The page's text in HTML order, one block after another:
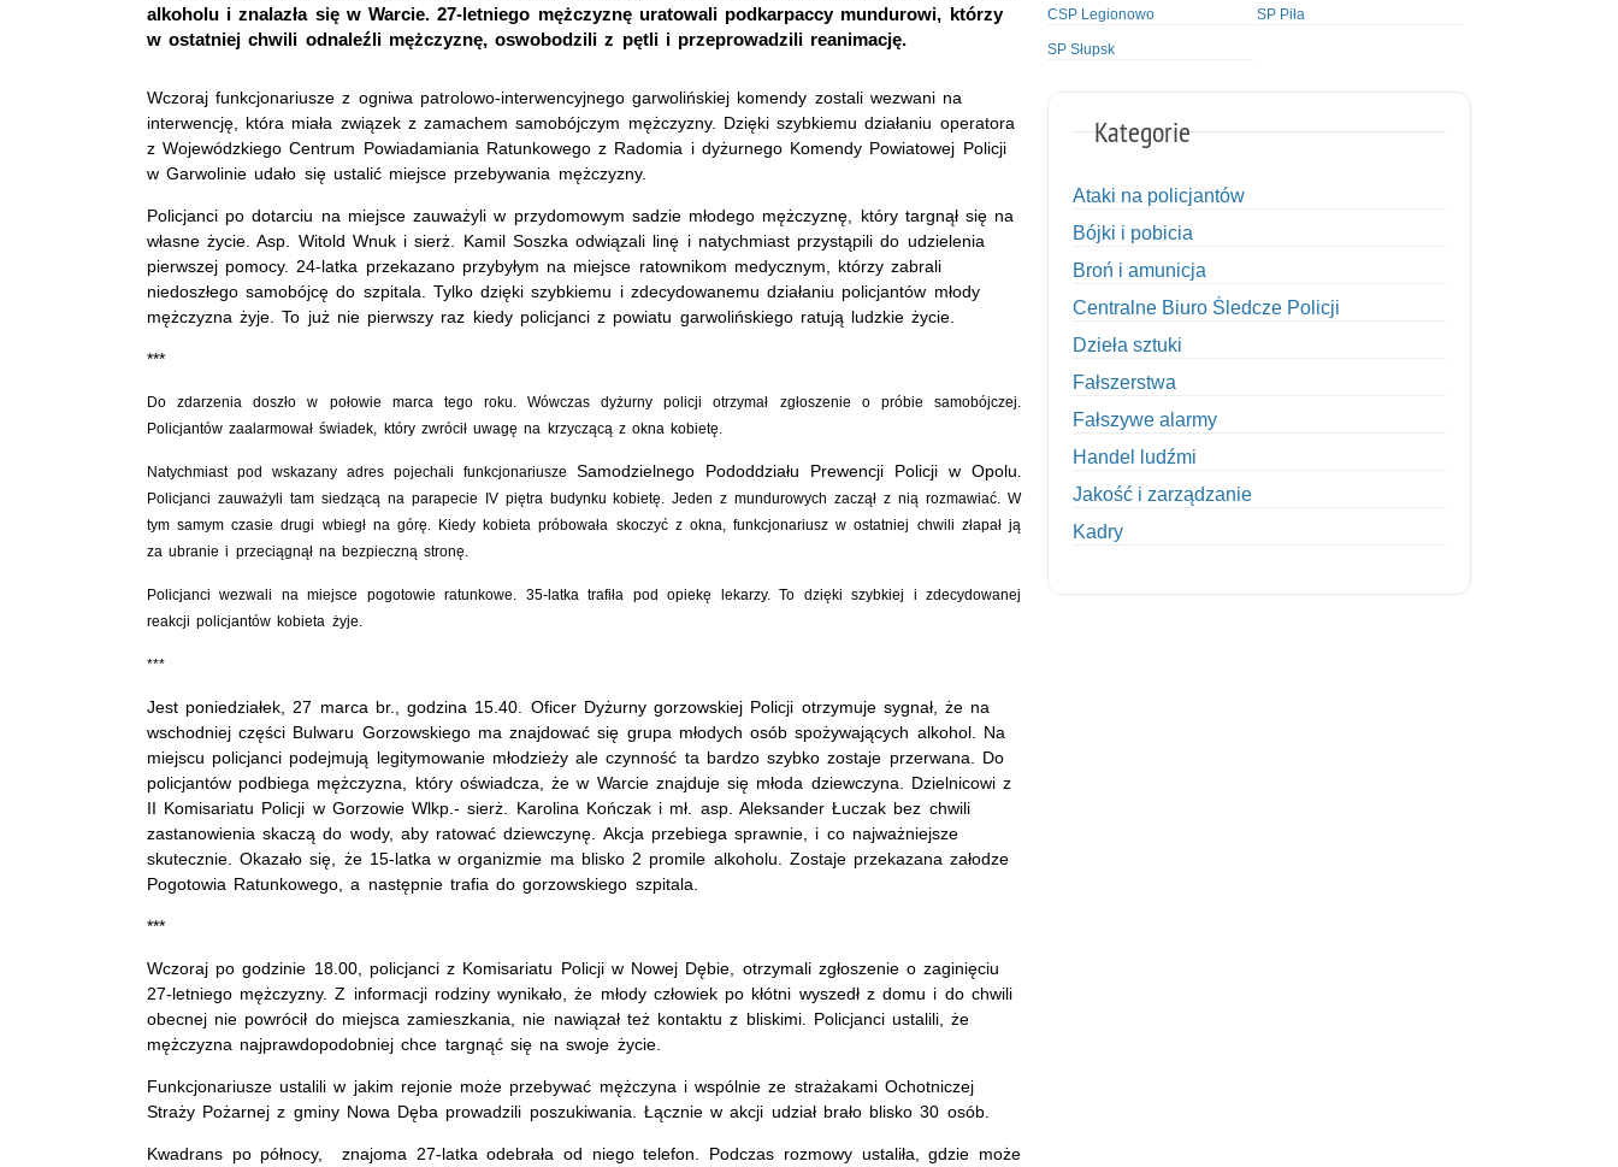
alkoholu i znalazła się w Warcie. 27-letniego mężczyznę uratowali podkarpaccy mundurowi, którzy
w ostatniej chwili odnaleźli mężczyznę, oswobodzili z pętli i przeprowadzili reanimację.
Wczoraj funkcjonariusze z ogniwa patrolowo-interwencyjnego garwolińskiej komendy zostali wezwani na
interwencję, która miała związek z zamachem samobójczym mężczyzny. Dzięki szybkiemu działaniu operatora
z Wojewódzkiego Centrum Powiadamiania Ratunkowego z Radomia i dyżurnego Komendy Powiatowej Policji
w Garwolinie udało się ustalić miejsce przebywania mężczyzny.
Policjanci po dotarciu na miejsce zauważyli w przydomowym sadzie młodego mężczyznę, który targnął się na
własne życie. Asp. Witold Wnuk i sierż. Kamil Soszka odwiązali linę i natychmiast przystąpili do udzielenia
pierwszej pomocy. 24-latka przekazano przybyłym na miejsce ratownikom medycznym, którzy zabrali
niedoszłego samobójcę do szpitala. Tylko dzięki szybkiemu i zdecydowanemu działaniu policjantów młody
mężczyzna żyje. To już nie pierwszy raz kiedy policjanci z powiatu garwolińskiego ratują ludzkie życie.
***
Do zdarzenia doszło w połowie marca tego roku. Wówczas dyżurny policji otrzymał zgłoszenie o próbie samobójczej.
Policjantów zaalarmował świadek, który zwrócił uwagę na krzyczącą z okna kobietę.
Natychmiast pod wskazany adres pojechali funkcjonariusze Samodzielnego Pododdziału Prewencji Policji w Opolu.
Policjanci zauważyli tam siedzącą na parapecie IV piętra budynku kobietę. Jeden z mundurowych zaczął z nią rozmawiać. W
tym samym czasie drugi wbiegł na górę. Kiedy kobieta próbowała skoczyć z okna, funkcjonariusz w ostatniej chwili złapał ją
za ubranie i przeciągnął na bezpieczną stronę.
Policjanci wezwali na miejsce pogotowie ratunkowe. 35-latka trafiła pod opiekę lekarzy. To dzięki szybkiej i zdecydowanej
reakcji policjantów kobieta żyje.
***
Jest poniedziałek, 27 marca br., godzina 15.40. Oficer Dyżurny gorzowskiej Policji otrzymuje sygnał, że na
wschodniej części Bulwaru Gorzowskiego ma znajdować się grupa młodych osób spożywających alkohol. Na
miejscu policjanci podejmują legitymowanie młodzieży ale czynność ta bardzo szybko zostaje przerwana. Do
policjantów podbiega mężczyzna, który oświadcza, że w Warcie znajduje się młoda dziewczyna. Dzielnicowi z
II Komisariatu Policji w Gorzowie Wlkp.- sierż. Karolina Kończak i mł. asp. Aleksander Łuczak bez chwili
zastanowienia skaczą do wody, aby ratować dziewczynę. Akcja przebiega sprawnie, i co najważniejsze
skutecznie. Okazało się, że 15-latka w organizmie ma blisko 2 promile alkoholu. Zostaje przekazana załodze
Pogotowia Ratunkowego, a następnie trafia do gorzowskiego szpitala.
***
Wczoraj po godzinie 18.00, policjanci z Komisariatu Policji w Nowej Dębie, otrzymali zgłoszenie o zaginięciu
27-letniego mężczyzny. Z informacji rodziny wynikało, że młody człowiek po kłótni wyszedł z domu i do chwili
obecnej nie powrócił do miejsca zamieszkania, nie nawiązał też kontaktu z bliskimi. Policjanci ustalili, że
mężczyzna najprawdopodobniej chce targnąć się na swoje życie.
Funkcjonariusze ustalili w jakim rejonie może przebywać mężczyna i wspólnie ze strażakami Ochotniczej
Straży Pożarnej z gminy Nowa Dęba prowadzili poszukiwania. Łącznie w akcji udział brało blisko 30 osób.
Kwadrans po północy, znajoma 27-latka odebrała od niego telefon. Podczas rozmowy ustaliła, gdzie może
CSP Legionowo SP Piła
SP Słupsk
Kategorie
Ataki na policjantów
Bójki i pobicia
Broń i amunicja
Centralne Biuro Śledcze Policji
Dzieła sztuki
Fałszerstwa
Fałszywe alarmy
Handel ludźmi
Jakość i zarządzanie
Kadry